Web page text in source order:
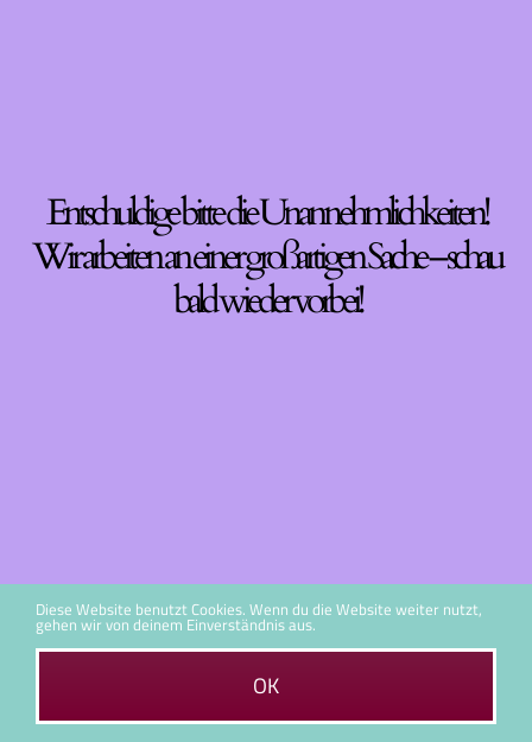
Entschuldige bitte die Unannehmlichkeiten!
Wir arbeiten an einer großartigen Sache – schau
bald wieder vorbei!
Diese Website benutzt Cookies. Wenn du die Website weiter nutzt,
gehen wir von deinem Einverständnis aus.
OK